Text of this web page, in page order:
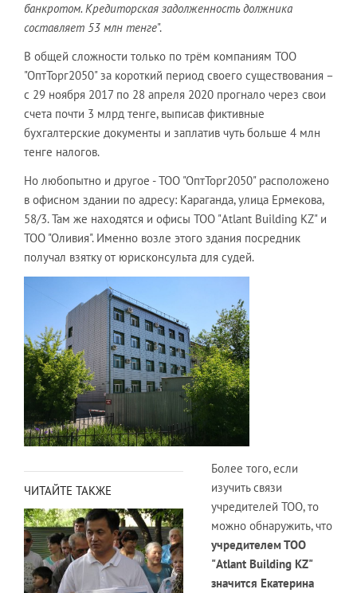
банкротом. Кредиторская задолженность должника
составляет 53 млн тенге".
В общей сложности только по трём компаниям ТОО
"ОптТорг2050" за короткий период своего существования –
с 29 ноября 2017 по 28 апреля 2020 прогнало через свои
счета почти 3 млрд тенге, выписав фиктивные
бухгалтерские документы и заплатив чуть больше 4 млн
тенге налогов.
Но любопытно и другое - ТОО "ОптТорг2050" расположено
в офисном здании по адресу: Караганда, улица Ермекова,
58/3. Там же находятся и офисы ТОО "Atlant Building KZ" и
ТОО "Оливия". Именно возле этого здания посредник
получал взятку от юрисконсульта для судей.
ЧИТАЙТЕ ТАКЖЕ
Более того, если
изучить связи
учредителей ТОО, то
можно обнаружить, что
учредителем ТОО
"Atlant Building KZ"
значится Екатерина